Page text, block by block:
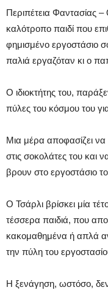
Περιπέτεια Φαντασίας
καλότροπο παιδί που
φημισμένο εργοστάσιο
παλιά εργαζόταν κι ο
Ο ιδιοκτήτης του,
πύλες του κόσμου του
Μια μέρα αποφασίζει
στις σοκολάτες του και
βρουν στο εργοστάσιο
Ο Τσάρλι βρίσκει μία
τέσσερα παιδιά, που
κακομαθημένα ή απλά
την πύλη του
Η ξενάγηση, ωστόσο, δεν